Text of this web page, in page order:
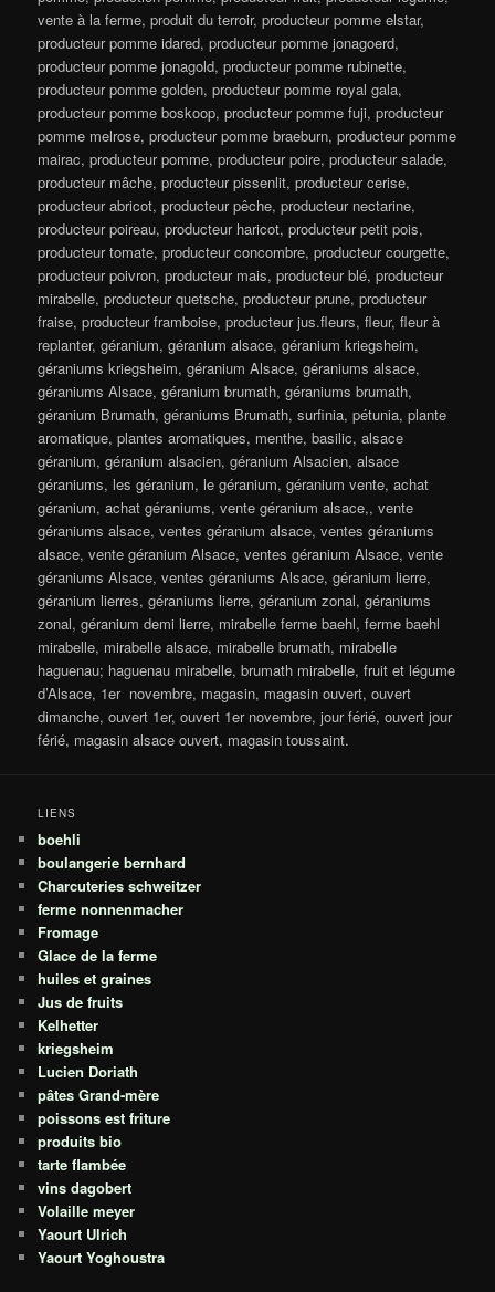
LIENS
boehli
boulangerie bernhard
Charcuteries schweitzer
ferme nonnenmacher
Fromage
Glace de la ferme
huiles et graines
Jus de fruits
Kelhetter
kriegsheim
Lucien Doriath
pâtes Grand-mère
poissons est friture
produits bio
tarte flambée
vins dagobert
Volaille meyer
Yaourt Ulrich
Yaourt Yoghoustra